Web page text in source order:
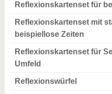
Reflexionskartenset für
Reflexionskartenset mit
beispiellose Zeiten
Reflexionskartenset für
Umfeld
Reflexionswürfel